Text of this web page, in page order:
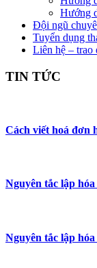
Hướng
Đội ngũ
Tuyển dụng
Liên hệ – trao
TIN TỨC
Cách viết hoá đơn
Nguyên tắc lập
Nguyên tắc lập